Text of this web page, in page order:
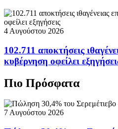
4 Αυγούστου 2026
102.711 αποκτήσεις
κυβέρνηση οφείλει
Πιο Πρόσφατα
7 Αυγούστου 2026